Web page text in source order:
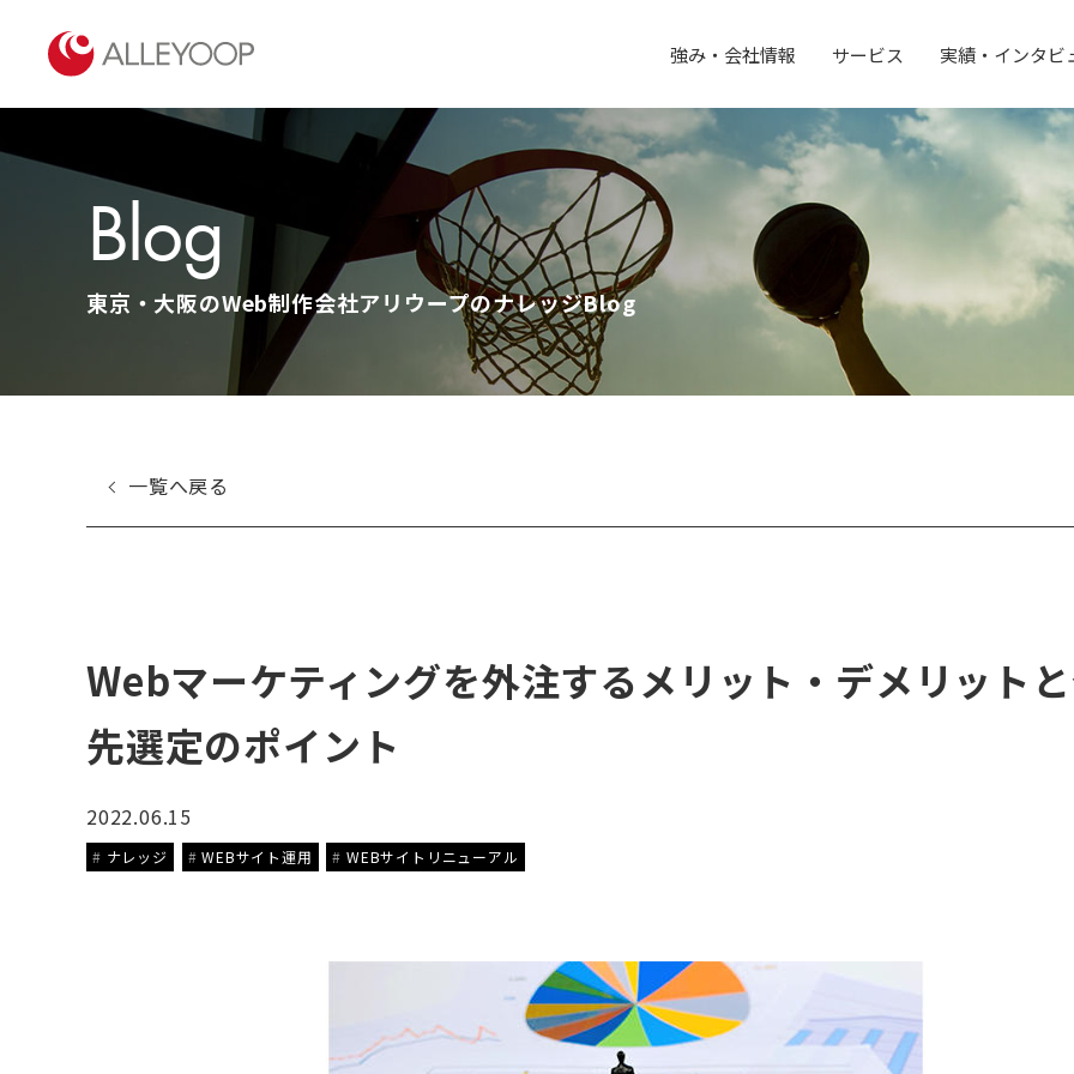
強み・会社情報 サービス 実績・インタビ
Blog
東京・大阪のWeb制作会社アリウープのナレッジBlog
一覧へ戻る
Webマーケティングを外注するメリット・デメリット
先選定のポイント
2022.06.15
ナレッジ WEBサイト運用 WEBサイトリニューアル